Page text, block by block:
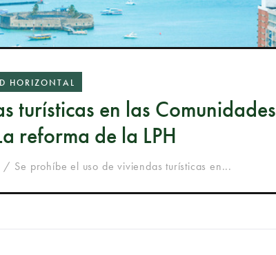
HORIZONTAL
turísticas en las Comunidades
reforma de la LPH
Se prohíbe el uso de viviendas turísticas en...